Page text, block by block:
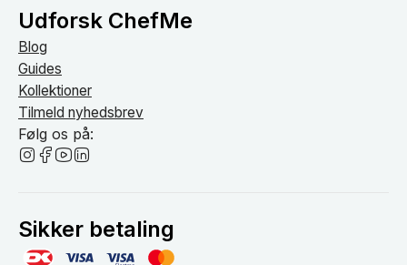
Udforsk ChefMe
Blog
Guides
Kollektioner
Tilmeld nyhedsbrev
Følg os på:
Sikker betaling